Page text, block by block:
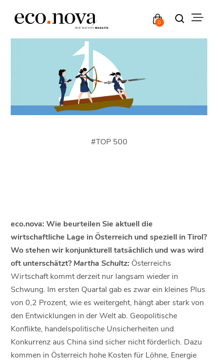
0
#TOP 500
eco.nova: Wie beurteilen Sie aktuell die
wirtschaftliche Lage in Österreich und speziell in Tirol?
Wo stehen wir konjunkturell tatsächlich und was wird
oft unterschätzt? Martha Schultz: Österreichs
Wirtschaft kommt derzeit nur langsam wieder in
Schwung. Im ersten Quartal gab es zwar ein kleines Plus
von 0,2 Prozent, wie es weitergeht, hängt aber stark von
den Entwicklungen in der Welt ab. Geopolitische
Konflikte, handelspolitische Unsicherheiten und
Konkurrenz aus China sind sicher nicht förderlich. Dazu
kommen in Österreich hohe Kosten für Löhne, Energie